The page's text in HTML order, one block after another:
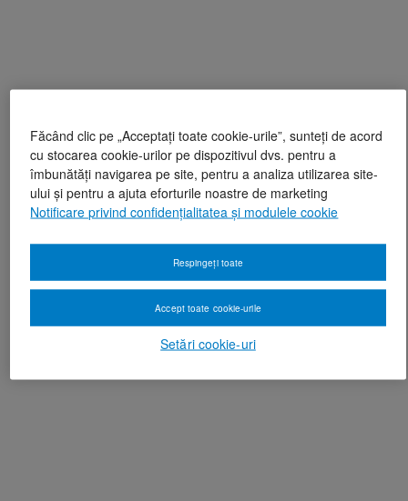
Făcând clic pe „Acceptați toate cookie-urile”, sunteți de acord
cu stocarea cookie-urilor pe dispozitivul dvs. pentru a
îmbunătăți navigarea pe site, pentru a analiza utilizarea site-
ului și pentru a ajuta eforturile noastre de marketing
Notificare privind confidențialitatea și modulele cookie
Setări cookie-uri
Respingeți toate
Accept toate cookie-urile